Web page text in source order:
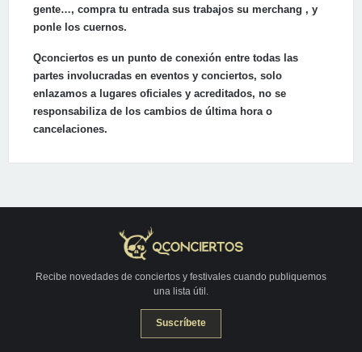
gente…, compra tu entrada sus trabajos su merchang , y
ponle los cuernos.
Qconciertos es un punto de conexión entre todas las
partes involucradas en eventos y conciertos, solo
enlazamos a lugares oficiales y acreditados, no se
responsabiliza de los cambios de última hora o
cancelaciones.
Recibe novedades de conciertos y festivales cuando publiquemos
una lista útil.
Suscríbete